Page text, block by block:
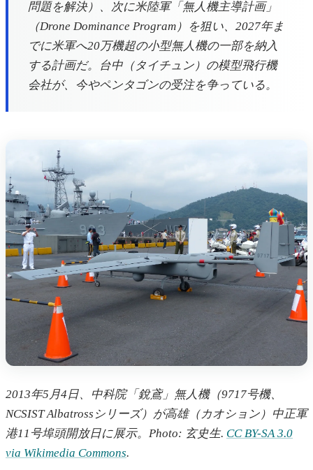
問題を解決）、次に米陸軍「無人機主導計画」
（Drone Dominance Program）を狙い、2027年ま
でに米軍へ20万機超の小型無人機の一部を納入
する計画だ。台中（タイチュン）の模型飛行機
会社が、今やペンタゴンの受注を争っている。
2013年5月4日、中科院「銳鳶」無人機（9717号機、
NCSIST Albatrossシリーズ）が高雄（カオション）中正軍
港11号埠頭開放日に展示。Photo: 玄史生. CC BY-SA 3.0
via Wikimedia Commons.